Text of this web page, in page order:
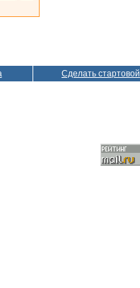
Сделать стартовой